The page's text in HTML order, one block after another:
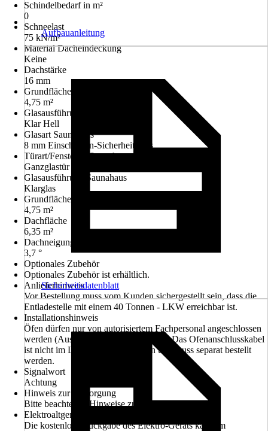
Schindelbedarf in m²
0
Schneelast
75 kN/m²
Material Dacheindeckung
Keine
Dachstärke
16 mm
Grundfläche Sauna
4,75 m²
Glasausführung Sauna
Klar Hell
Glasart Saunahaus
8 mm Einscheiben-Sicherheitsglas
Türart/Fensterart Saunahaus
Ganzglastür aus Klarglas
Glasausführung Saunahaus
Klarglas
Grundfläche Saunahaus
4,75 m²
Dachfläche
6,35 m²
Dachneigung
3,7 °
Optionales Zubehör
Optionales Zubehör ist erhältlich.
Anlieferhinweis
Vor Bestellung muss vom Kunden sichergestellt sein, dass die
Entladestelle mit einem 40 Tonnen - LKW erreichbar ist.
Installationshinweis
Öfen dürfen nur von autorisiertem Fachpersonal angeschlossen
werden (Ausnahme Plug&Play-Öfen). Das Ofenanschlusskabel
ist nicht im Lieferumfang enthalten und muss separat bestellt
werden.
Signalwort
Achtung
Hinweis zur Entsorgung
Bitte beachte die Hinweise zur Entsorgung
Elektroaltgerät-Rücknahme
Die kostenlose Rückgabe des Elektro-Geräts kann im
Aufbauanleitung
Sicherheitsdatenblatt